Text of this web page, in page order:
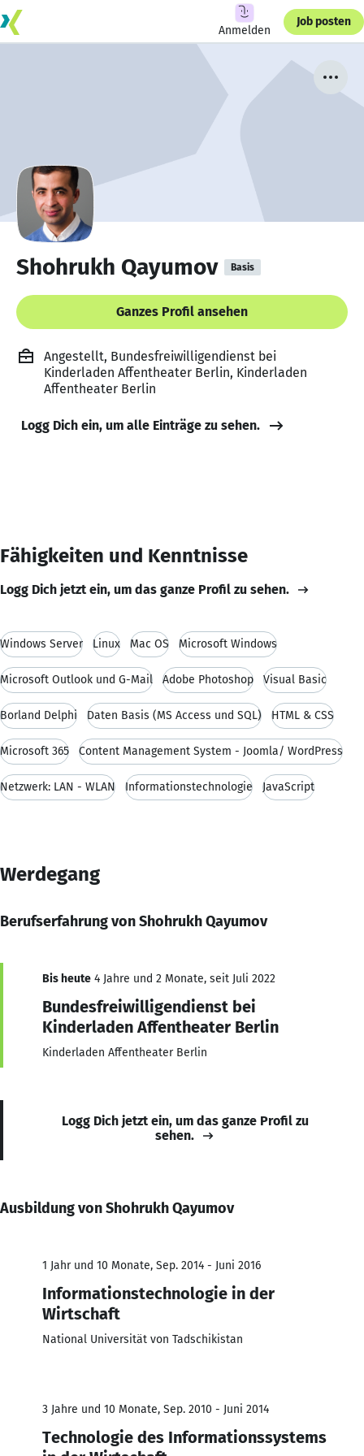
Anmelden
Job posten
Shohrukh Qayumov Basis
Ganzes Profil ansehen
Angestellt, Bundesfreiwilligendienst bei
Kinderladen Affentheater Berlin, Kinderladen
Affentheater Berlin
Logg Dich ein, um alle Einträge zu sehen.
Fähigkeiten und Kenntnisse
Logg Dich jetzt ein, um das ganze Profil zu sehen.
Windows Server Linux Mac OS Microsoft Windows
Microsoft Outlook und G-Mail Adobe Photoshop Visual Basic
Borland Delphi Daten Basis (MS Access und SQL) HTML & CSS
Microsoft 365 Content Management System - Joomla/ WordPress
Netzwerk: LAN - WLAN Informationstechnologie JavaScript
Werdegang
Berufserfahrung von Shohrukh Qayumov
Bis heute 4 Jahre und 2 Monate, seit Juli 2022
Bundesfreiwilligendienst bei
Kinderladen Affentheater Berlin
Kinderladen Affentheater Berlin
Logg Dich jetzt ein, um das ganze Profil zu
sehen.
Ausbildung von Shohrukh Qayumov
1 Jahr und 10 Monate, Sep. 2014 - Juni 2016
Informationstechnologie in der
Wirtschaft
National Universität von Tadschikistan
3 Jahre und 10 Monate, Sep. 2010 - Juni 2014
Technologie des Informationssystems